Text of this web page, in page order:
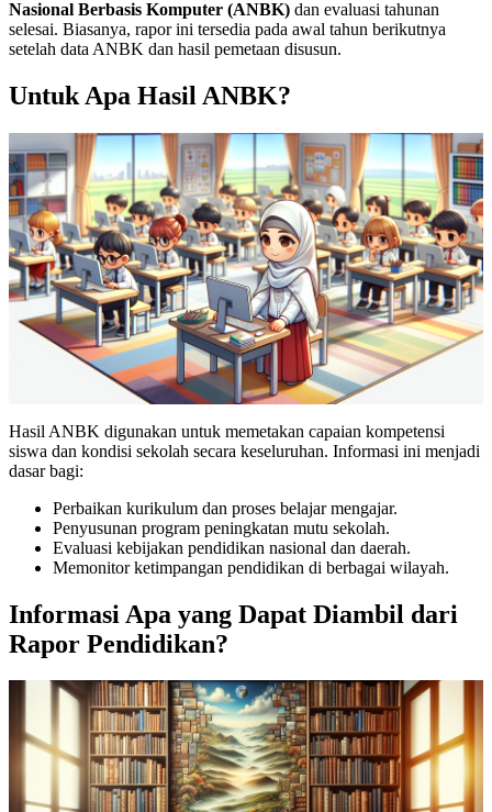
Nasional Berbasis Komputer (ANBK) dan evaluasi tahunan
selesai. Biasanya, rapor ini tersedia pada awal tahun berikutnya
setelah data ANBK dan hasil pemetaan disusun.
Untuk Apa Hasil ANBK?
Hasil ANBK digunakan untuk memetakan capaian kompetensi
siswa dan kondisi sekolah secara keseluruhan. Informasi ini menjadi
dasar bagi:
Perbaikan kurikulum dan proses belajar mengajar.
Penyusunan program peningkatan mutu sekolah.
Evaluasi kebijakan pendidikan nasional dan daerah.
Memonitor ketimpangan pendidikan di berbagai wilayah.
Informasi Apa yang Dapat Diambil dari
Rapor Pendidikan?